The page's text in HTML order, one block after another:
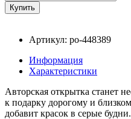
Артикул: po-448389
Информация
Характеристики
Авторская открытка станет
к подарку дорогому и
добавит красок в серые будни.